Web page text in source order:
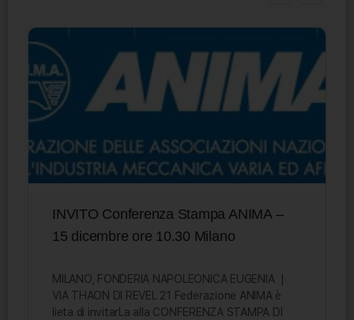
INVITO Conferenza Stampa ANIMA –
15 dicembre ore 10.30 Milano
MILANO, FONDERIA NAPOLEONICA EUGENIA |
VIA THAON DI REVEL 21 Federazione ANIMA è
lieta di invitarLa alla CONFERENZA STAMPA DI